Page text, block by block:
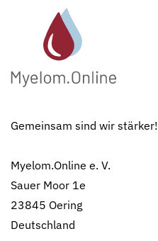
Gemeinsam sind wir stärker!
Myelom.Online e. V.
Sauer Moor 1e
23845 Oering
Deutschland